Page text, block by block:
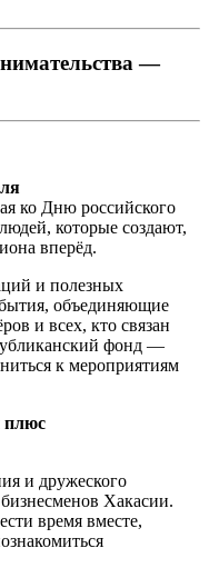
—
ко Дню российского
которые создают,
вперёд.
и полезных
объединяющие
и всех, кто связан
фонд —
к мероприятиям
плюс
и дружеского
Хакасии.
время вместе,